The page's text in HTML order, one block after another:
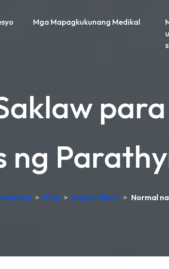
Mga Mapagkukunang Medikal
ng
> Blog > Mga artikulo > Normal